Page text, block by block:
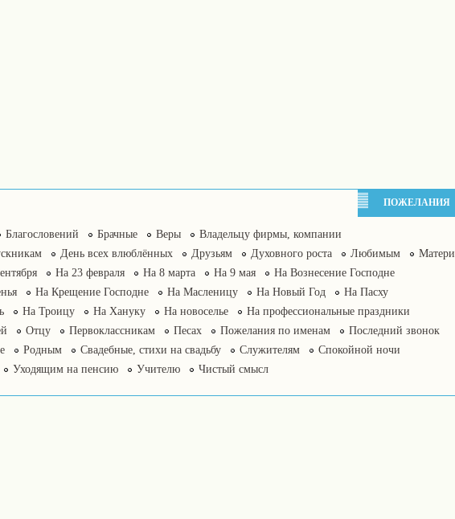
ПОЖЕЛАНИЯ
Благословений Брачные Веры
Владельцу фирмы, компании
День всех влюблённых Друзьям Духовного роста Любимым
Матери
На 23 февраля На 8 марта На 9 мая
На Вознесение Господне
На Крещение Господне На Масленицу На Новый Год
На Пасху
На Троицу На Хануку На новоселье
На профессиональные праздники
Отцу Первоклассникам Песах Пожелания по именам
Последний звонок
Родным Свадебные, стихи на свадьбу Служителям
Спокойной ночи
Уходящим на пенсию Учителю Чистый смысл